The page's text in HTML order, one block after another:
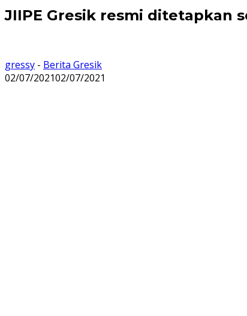
JIIPE Gresik resmi ditetapkan
gressy - Berita Gresik
02/07/202102/07/2021